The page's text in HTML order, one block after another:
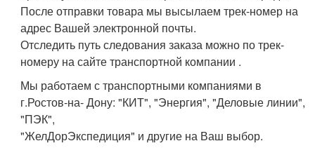
После отправки товара мы высылаем трек-номер на
адрес Вашей электронной почты.
Отследить путь следования заказа можно по трек-
номеру на сайте транспортной компании .
Мы работаем с транспортными компаниями в
г.Ростов-на- Дону: "КИТ", "Энергия", "Деловые линии",
"ПЭК",
"ЖелДорЭкспедиция" и другие на Ваш выбор.